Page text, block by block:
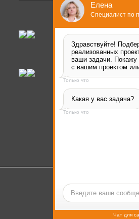
Елена
Специалист по
Здравствуйте!
реализованных
ваши задачи.
с вашим проектом
Только что
Какая у вас задача?
Только что
Чат для